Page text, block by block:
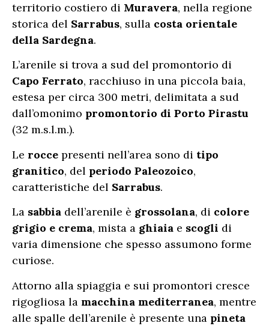
territorio costiero di Muravera, nella regione
storica del Sarrabus, sulla costa orientale
della Sardegna.
L’arenile si trova a sud del promontorio di
Capo Ferrato, racchiuso in una piccola baia,
estesa per circa 300 metri, delimitata a sud
dall’omonimo promontorio di Porto Pirastu
(32 m.s.l.m.).
Le rocce presenti nell’area sono di tipo
granitico, del periodo Paleozoico,
caratteristiche del Sarrabus.
La sabbia dell’arenile è grossolana, di colore
grigio e crema, mista a ghiaia e scogli di
varia dimensione che spesso assumono forme
curiose.
Attorno alla spiaggia e sui promontori cresce
rigogliosa la macchina mediterranea, mentre
alle spalle dell’arenile è presente una pineta